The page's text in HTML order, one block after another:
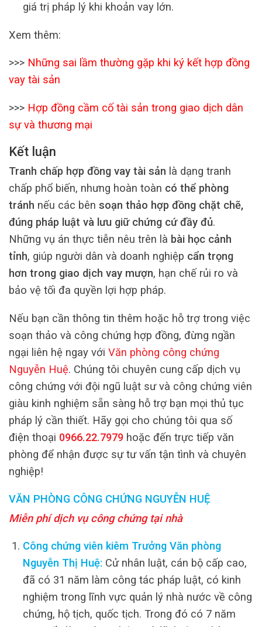
giá trị pháp lý khi khoản vay lớn.
Xem thêm:
>>> Những sai lầm thường gặp khi ký kết hợp đồng
vay tài sản
>>> Hợp đồng cầm cố tài sản trong giao dịch dân
sự và thương mại
Kết luận
Tranh chấp hợp đồng vay tài sản là dạng tranh
chấp phổ biến, nhưng hoàn toàn có thể phòng
tránh nếu các bên soạn thảo hợp đồng chặt chẽ,
đúng pháp luật và lưu giữ chứng cứ đầy đủ.
Những vụ án thực tiễn nêu trên là bài học cảnh
tỉnh, giúp người dân và doanh nghiệp cẩn trọng
hơn trong giao dịch vay mượn, hạn chế rủi ro và
bảo vệ tối đa quyền lợi hợp pháp.
Nếu bạn cần thông tin thêm hoặc hỗ trợ trong việc
soạn thảo và công chứng hợp đồng, đừng ngần
ngại liên hệ ngay với Văn phòng công chứng
Nguyễn Huệ. Chúng tôi chuyên cung cấp dịch vụ
công chứng với đội ngũ luật sư và công chứng viên
giàu kinh nghiệm sẵn sàng hỗ trợ bạn mọi thủ tục
pháp lý cần thiết. Hãy gọi cho chúng tôi qua số
điện thoại 0966.22.7979 hoặc đến trực tiếp văn
phòng để nhận được sự tư vấn tận tình và chuyên
nghiệp!
VĂN PHÒNG CÔNG CHỨNG NGUYỄN HUỆ
Miễn phí dịch vụ công chứng tại nhà
Công chứng viên kiêm Trưởng Văn phòng
Nguyễn Thị Huệ: Cử nhân luật, cán bộ cấp cao,
đã có 31 năm làm công tác pháp luật, có kinh
nghiệm trong lĩnh vực quản lý nhà nước về công
chứng, hộ tịch, quốc tịch. Trong đó có 7 năm